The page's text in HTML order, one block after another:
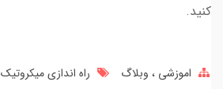
کنید.
اموزشی وبلاگ راه اندازی میکروتیک